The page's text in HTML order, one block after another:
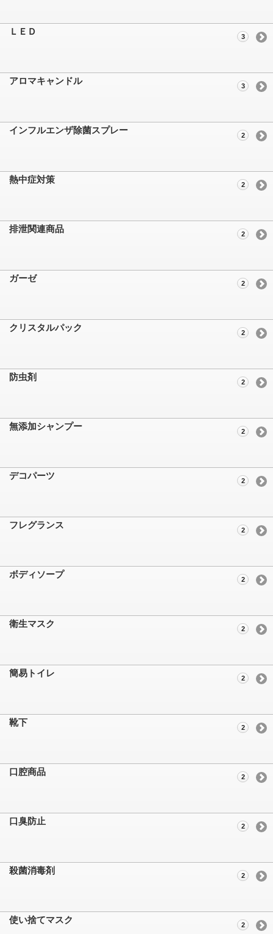
ＬＥＤ 3
アロマキャンドル 3
インフルエンザ除菌スプレー 2
熱中症対策 2
排泄関連商品 2
ガーゼ 2
クリスタルパック 2
防虫剤 2
無添加シャンプー 2
デコパーツ 2
フレグランス 2
ボディソープ 2
衛生マスク 2
簡易トイレ 2
靴下 2
口腔商品 2
口臭防止 2
殺菌消毒剤 2
使い捨てマスク 2